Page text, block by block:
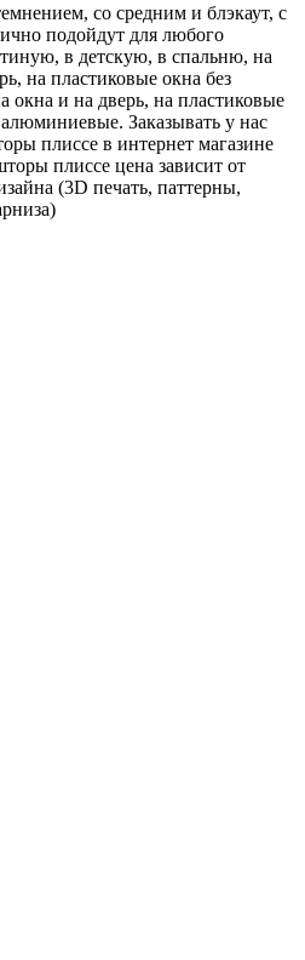
со средним и блэкаут, с
подойдут для любого
в детскую, в спальню, на
на пластиковые окна без
окна и на дверь, на пластиковые
Заказывать у нас
плиссе в интернет магазине
плиссе цена зависит от
(3D печать, паттерны,